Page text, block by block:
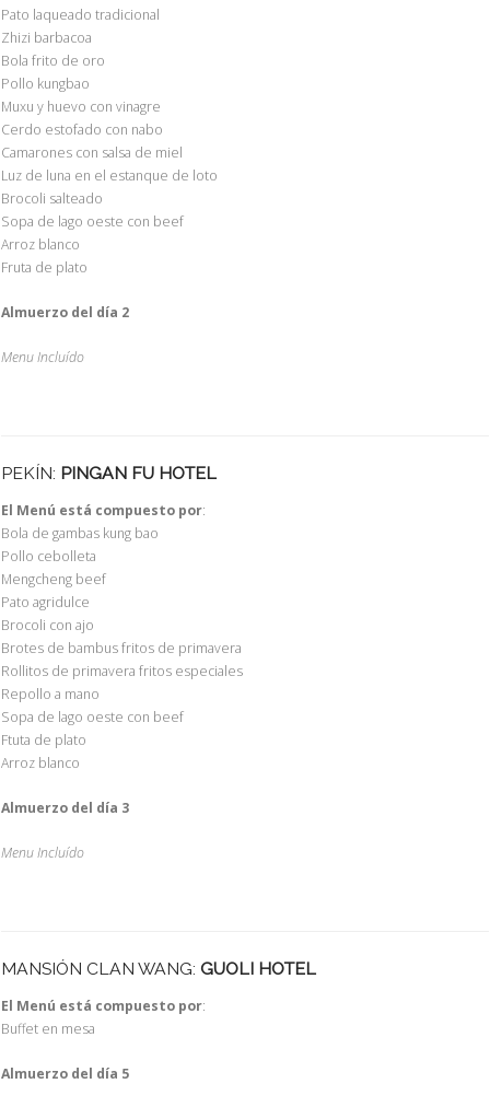
Pato laqueado tradicional
Zhizi barbacoa
Bola frito de oro
Pollo kungbao
Muxu y huevo con vinagre
Cerdo estofado con nabo
Camarones con salsa de miel
Luz de luna en el estanque de loto
Brocoli salteado
Sopa de lago oeste con beef
Arroz blanco
Fruta de plato
Almuerzo del día 2
Menu Incluído
PEKÍN: PINGAN FU HOTEL
El Menú está compuesto por:
Bola de gambas kung bao
Pollo cebolleta
Mengcheng beef
Pato agridulce
Brocoli con ajo
Brotes de bambus fritos de primavera
Rollitos de primavera fritos especiales
Repollo a mano
Sopa de lago oeste con beef
Ftuta de plato
Arroz blanco
Almuerzo del día 3
Menu Incluído
MANSIÓN CLAN WANG: GUOLI HOTEL
El Menú está compuesto por:
Buffet en mesa
Almuerzo del día 5